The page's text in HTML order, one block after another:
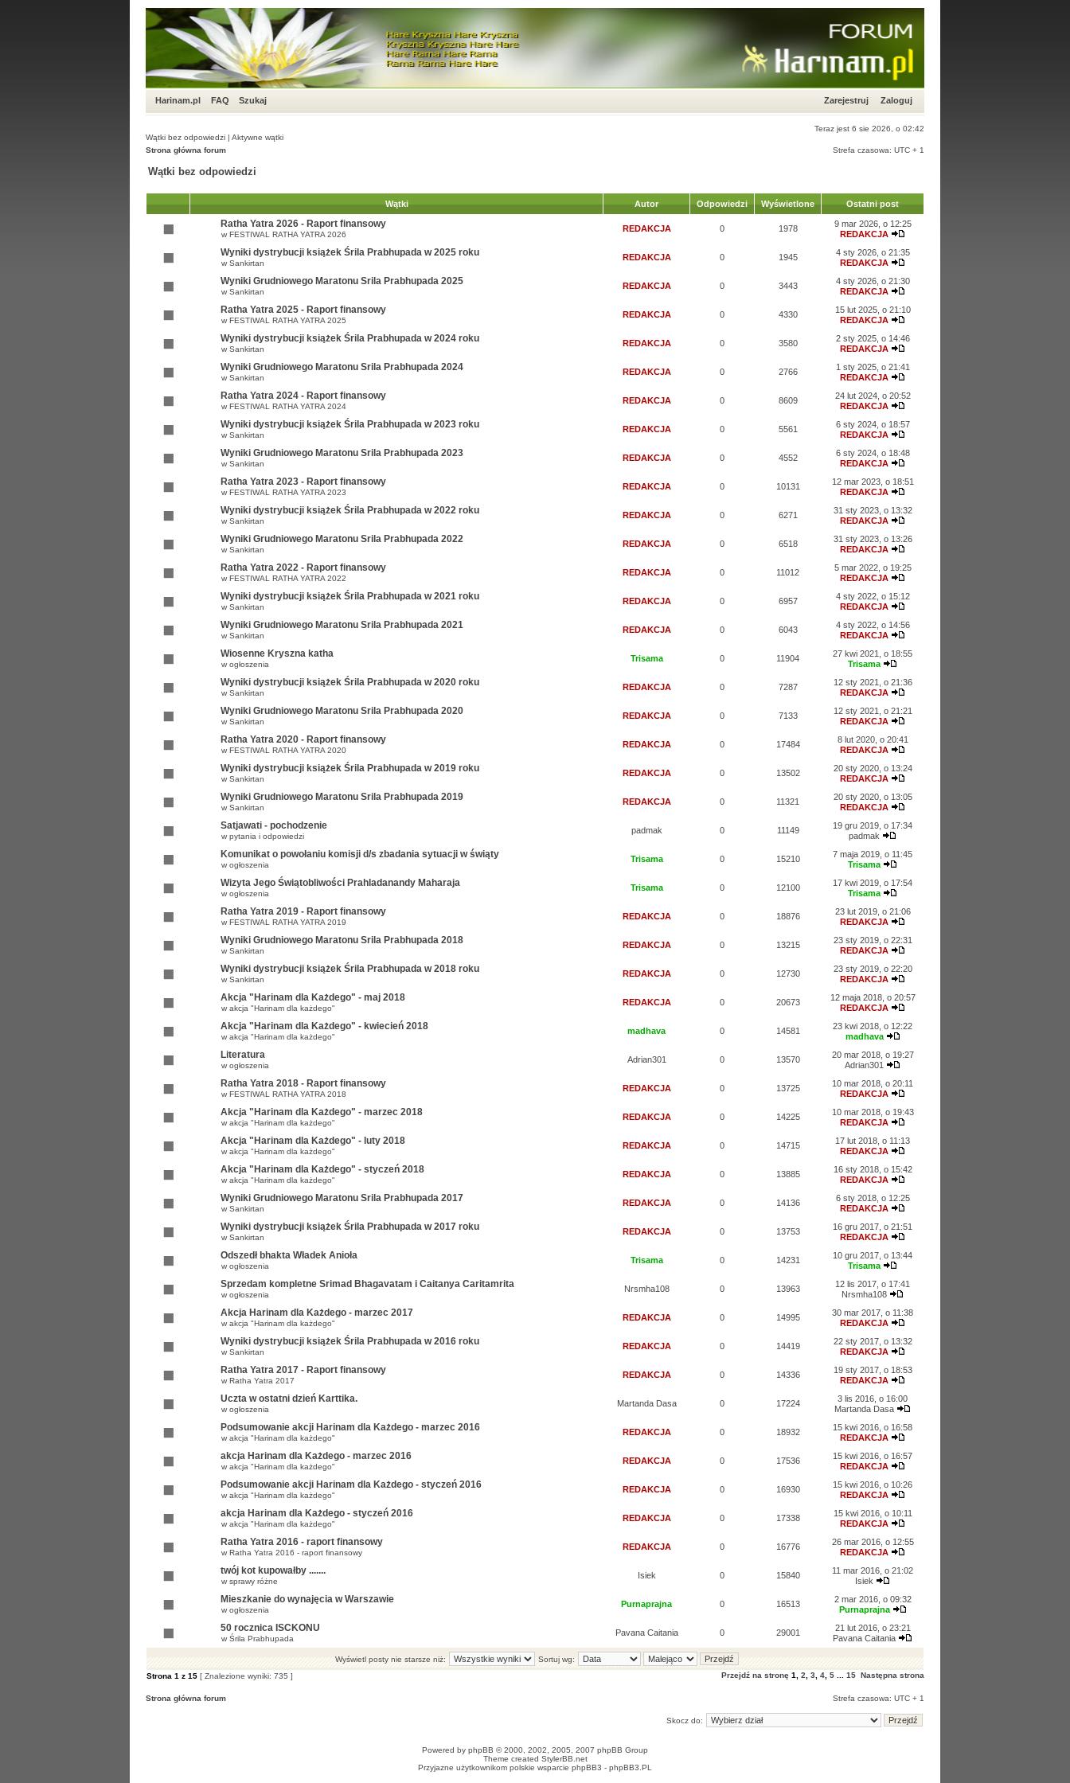
Harinam.pl FAQ Szukaj Zarejestruj Zaloguj
Teraz jest 6 sie 2026, o 02:42
Wątki bez odpowiedzi | Aktywne wątki
Strona główna forum
Strefa czasowa: UTC + 1
Wątki bez odpowiedzi
Wątki Autor Odpowiedzi Wyświetlone Ostatni post
Ratha Yatra 2026 - Raport finansowy
w FESTIWAL RATHA YATRA 2026
REDAKCJA 0 1978
9 mar 2026, o 12:25
REDAKCJA
Wyniki dystrybucji książek Śrila Prabhupada w 2025 roku
w Sankirtan
REDAKCJA 0 1945
4 sty 2026, o 21:35
REDAKCJA
Wyniki Grudniowego Maratonu Srila Prabhupada 2025
w Sankirtan
REDAKCJA 0 3443
4 sty 2026, o 21:30
REDAKCJA
Ratha Yatra 2025 - Raport finansowy
w FESTIWAL RATHA YATRA 2025
REDAKCJA 0 4330
15 lut 2025, o 21:10
REDAKCJA
Wyniki dystrybucji książek Śrila Prabhupada w 2024 roku
w Sankirtan
REDAKCJA 0 3580
2 sty 2025, o 14:46
REDAKCJA
Wyniki Grudniowego Maratonu Srila Prabhupada 2024
w Sankirtan
REDAKCJA 0 2766
1 sty 2025, o 21:41
REDAKCJA
Ratha Yatra 2024 - Raport finansowy
w FESTIWAL RATHA YATRA 2024
REDAKCJA 0 8609
24 lut 2024, o 20:52
REDAKCJA
Wyniki dystrybucji książek Śrila Prabhupada w 2023 roku
w Sankirtan
REDAKCJA 0 5561
6 sty 2024, o 18:57
REDAKCJA
Wyniki Grudniowego Maratonu Srila Prabhupada 2023
w Sankirtan
REDAKCJA 0 4552
6 sty 2024, o 18:48
REDAKCJA
Ratha Yatra 2023 - Raport finansowy
w FESTIWAL RATHA YATRA 2023
REDAKCJA 0 10131
12 mar 2023, o 18:51
REDAKCJA
Wyniki dystrybucji książek Śrila Prabhupada w 2022 roku
w Sankirtan
REDAKCJA 0 6271
31 sty 2023, o 13:32
REDAKCJA
Wyniki Grudniowego Maratonu Srila Prabhupada 2022
w Sankirtan
REDAKCJA 0 6518
31 sty 2023, o 13:26
REDAKCJA
Ratha Yatra 2022 - Raport finansowy
w FESTIWAL RATHA YATRA 2022
REDAKCJA 0 11012
5 mar 2022, o 19:25
REDAKCJA
Wyniki dystrybucji książek Śrila Prabhupada w 2021 roku
w Sankirtan
REDAKCJA 0 6957
4 sty 2022, o 15:12
REDAKCJA
Wyniki Grudniowego Maratonu Srila Prabhupada 2021
w Sankirtan
REDAKCJA 0 6043
4 sty 2022, o 14:56
REDAKCJA
Wiosenne Kryszna katha
w ogłoszenia
Trisama 0 11904
27 kwi 2021, o 18:55
Trisama
Wyniki dystrybucji książek Śrila Prabhupada w 2020 roku
w Sankirtan
REDAKCJA 0 7287
12 sty 2021, o 21:36
REDAKCJA
Wyniki Grudniowego Maratonu Srila Prabhupada 2020
w Sankirtan
REDAKCJA 0 7133
12 sty 2021, o 21:21
REDAKCJA
Ratha Yatra 2020 - Raport finansowy
w FESTIWAL RATHA YATRA 2020
REDAKCJA 0 17484
8 lut 2020, o 20:41
REDAKCJA
Wyniki dystrybucji książek Śrila Prabhupada w 2019 roku
w Sankirtan
REDAKCJA 0 13502
20 sty 2020, o 13:24
REDAKCJA
Wyniki Grudniowego Maratonu Srila Prabhupada 2019
w Sankirtan
REDAKCJA 0 11321
20 sty 2020, o 13:05
REDAKCJA
Satjawati - pochodzenie
w pytania i odpowiedzi
padmak 0 11149
19 gru 2019, o 17:34
padmak
Komunikat o powołaniu komisji d/s zbadania sytuacji w świąty
w ogłoszenia
Trisama 0 15210
7 maja 2019, o 11:45
Trisama
Wizyta Jego Świątobliwości Prahladanandy Maharaja
w ogłoszenia
Trisama 0 12100
17 kwi 2019, o 17:54
Trisama
Ratha Yatra 2019 - Raport finansowy
w FESTIWAL RATHA YATRA 2019
REDAKCJA 0 18876
23 lut 2019, o 21:06
REDAKCJA
Wyniki Grudniowego Maratonu Srila Prabhupada 2018
w Sankirtan
REDAKCJA 0 13215
23 sty 2019, o 22:31
REDAKCJA
Wyniki dystrybucji książek Śrila Prabhupada w 2018 roku
w Sankirtan
REDAKCJA 0 12730
23 sty 2019, o 22:20
REDAKCJA
Akcja "Harinam dla Każdego" - maj 2018
w akcja "Harinam dla każdego"
REDAKCJA 0 20673
12 maja 2018, o 20:57
REDAKCJA
Akcja "Harinam dla Każdego" - kwiecień 2018
w akcja "Harinam dla każdego"
madhava 0 14581
23 kwi 2018, o 12:22
madhava
Literatura
w ogłoszenia
Adrian301 0 13570
20 mar 2018, o 19:27
Adrian301
Ratha Yatra 2018 - Raport finansowy
w FESTIWAL RATHA YATRA 2018
REDAKCJA 0 13725
10 mar 2018, o 20:11
REDAKCJA
Akcja "Harinam dla Każdego" - marzec 2018
w akcja "Harinam dla każdego"
REDAKCJA 0 14225
10 mar 2018, o 19:43
REDAKCJA
Akcja "Harinam dla Każdego" - luty 2018
w akcja "Harinam dla każdego"
REDAKCJA 0 14715
17 lut 2018, o 11:13
REDAKCJA
Akcja "Harinam dla Każdego" - styczeń 2018
w akcja "Harinam dla każdego"
REDAKCJA 0 13885
16 sty 2018, o 15:42
REDAKCJA
Wyniki Grudniowego Maratonu Srila Prabhupada 2017
w Sankirtan
REDAKCJA 0 14136
6 sty 2018, o 12:25
REDAKCJA
Wyniki dystrybucji książek Śrila Prabhupada w 2017 roku
w Sankirtan
REDAKCJA 0 13753
16 gru 2017, o 21:51
REDAKCJA
Odszedł bhakta Władek Anioła
w ogłoszenia
Trisama 0 14231
10 gru 2017, o 13:44
Trisama
Sprzedam kompletne Srimad Bhagavatam i Caitanya Caritamrita
w ogłoszenia
Nrsmha108 0 13963
12 lis 2017, o 17:41
Nrsmha108
Akcja Harinam dla Każdego - marzec 2017
w akcja "Harinam dla każdego"
REDAKCJA 0 14995
30 mar 2017, o 11:38
REDAKCJA
Wyniki dystrybucji książek Śrila Prabhupada w 2016 roku
w Sankirtan
REDAKCJA 0 14419
22 sty 2017, o 13:32
REDAKCJA
Ratha Yatra 2017 - Raport finansowy
w Ratha Yatra 2017
REDAKCJA 0 14336
19 sty 2017, o 18:53
REDAKCJA
Uczta w ostatni dzień Karttika.
w ogłoszenia
Martanda Dasa 0 17224
3 lis 2016, o 16:00
Martanda Dasa
Podsumowanie akcji Harinam dla Każdego - marzec 2016
w akcja "Harinam dla każdego"
REDAKCJA 0 18932
15 kwi 2016, o 16:58
REDAKCJA
akcja Harinam dla Każdego - marzec 2016
w akcja "Harinam dla każdego"
REDAKCJA 0 17536
15 kwi 2016, o 16:57
REDAKCJA
Podsumowanie akcji Harinam dla Każdego - styczeń 2016
w akcja "Harinam dla każdego"
REDAKCJA 0 16930
15 kwi 2016, o 10:26
REDAKCJA
akcja Harinam dla Każdego - styczeń 2016
w akcja "Harinam dla każdego"
REDAKCJA 0 17338
15 kwi 2016, o 10:11
REDAKCJA
Ratha Yatra 2016 - raport finansowy
w Ratha Yatra 2016 - raport finansowy
REDAKCJA 0 16776
26 mar 2016, o 12:55
REDAKCJA
twój kot kupowałby .......
w sprawy różne
Isiek 0 15840
11 mar 2016, o 21:02
Isiek
Mieszkanie do wynajęcia w Warszawie
w ogłoszenia
Purnaprajna 0 16513
2 mar 2016, o 09:32
Purnaprajna
50 rocznica ISCKONU
w Śrila Prabhupada
Pavana Caitania 0 29001
21 lut 2016, o 23:21
Pavana Caitania
Wyświetl posty nie starsze niż:
Sortuj wg:
Strona 1 z 15 [ Znalezione wyniki: 735 ] Przejdź na stronę 1 2 3 4 5 15 Następna strona
Strona główna forum Strefa czasowa: UTC + 1
Skocz do:
Powered by phpBB © 2000, 2002, 2005, 2007 phpBB Group
Theme created StylerBB.net
Przyjazne użytkownikom polskie wsparcie phpBB3 - phpBB3.PL